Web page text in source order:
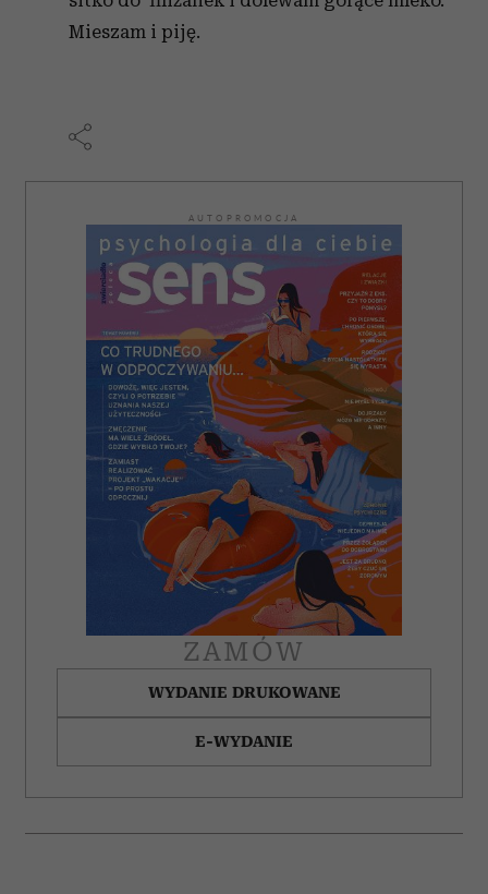
Mieszam i piję.
AUTOPROMOCJA
ZAMÓW
WYDANIE DRUKOWANE
E-WYDANIE